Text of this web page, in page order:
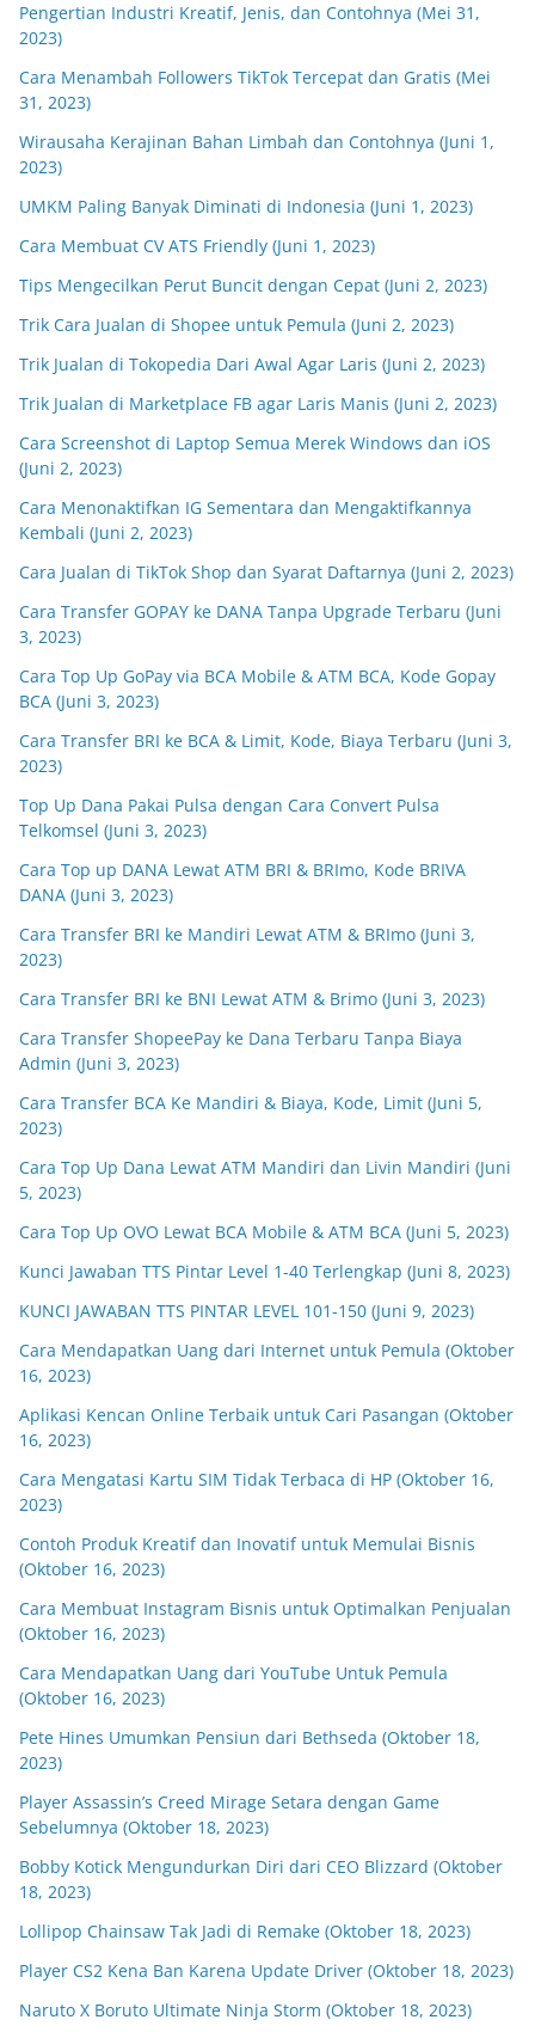
Pengertian Industri Kreatif, Jenis, dan Contohnya (Mei 31,
2023)
Cara Menambah Followers TikTok Tercepat dan Gratis (Mei
31, 2023)
Wirausaha Kerajinan Bahan Limbah dan Contohnya (Juni 1,
2023)
UMKM Paling Banyak Diminati di Indonesia (Juni 1, 2023)
Cara Membuat CV ATS Friendly (Juni 1, 2023)
Tips Mengecilkan Perut Buncit dengan Cepat (Juni 2, 2023)
Trik Cara Jualan di Shopee untuk Pemula (Juni 2, 2023)
Trik Jualan di Tokopedia Dari Awal Agar Laris (Juni 2, 2023)
Trik Jualan di Marketplace FB agar Laris Manis (Juni 2, 2023)
Cara Screenshot di Laptop Semua Merek Windows dan iOS
(Juni 2, 2023)
Cara Menonaktifkan IG Sementara dan Mengaktifkannya
Kembali (Juni 2, 2023)
Cara Jualan di TikTok Shop dan Syarat Daftarnya (Juni 2, 2023)
Cara Transfer GOPAY ke DANA Tanpa Upgrade Terbaru (Juni
3, 2023)
Cara Top Up GoPay via BCA Mobile & ATM BCA, Kode Gopay
BCA (Juni 3, 2023)
Cara Transfer BRI ke BCA & Limit, Kode, Biaya Terbaru (Juni 3,
2023)
Top Up Dana Pakai Pulsa dengan Cara Convert Pulsa
Telkomsel (Juni 3, 2023)
Cara Top up DANA Lewat ATM BRI & BRImo, Kode BRIVA
DANA (Juni 3, 2023)
Cara Transfer BRI ke Mandiri Lewat ATM & BRImo (Juni 3,
2023)
Cara Transfer BRI ke BNI Lewat ATM & Brimo (Juni 3, 2023)
Cara Transfer ShopeePay ke Dana Terbaru Tanpa Biaya
Admin (Juni 3, 2023)
Cara Transfer BCA Ke Mandiri & Biaya, Kode, Limit (Juni 5,
2023)
Cara Top Up Dana Lewat ATM Mandiri dan Livin Mandiri (Juni
5, 2023)
Cara Top Up OVO Lewat BCA Mobile & ATM BCA (Juni 5, 2023)
Kunci Jawaban TTS Pintar Level 1-40 Terlengkap (Juni 8, 2023)
KUNCI JAWABAN TTS PINTAR LEVEL 101-150 (Juni 9, 2023)
Cara Mendapatkan Uang dari Internet untuk Pemula (Oktober
16, 2023)
Aplikasi Kencan Online Terbaik untuk Cari Pasangan (Oktober
16, 2023)
Cara Mengatasi Kartu SIM Tidak Terbaca di HP (Oktober 16,
2023)
Contoh Produk Kreatif dan Inovatif untuk Memulai Bisnis
(Oktober 16, 2023)
Cara Membuat Instagram Bisnis untuk Optimalkan Penjualan
(Oktober 16, 2023)
Cara Mendapatkan Uang dari YouTube Untuk Pemula
(Oktober 16, 2023)
Pete Hines Umumkan Pensiun dari Bethseda (Oktober 18,
2023)
Player Assassin’s Creed Mirage Setara dengan Game
Sebelumnya (Oktober 18, 2023)
Bobby Kotick Mengundurkan Diri dari CEO Blizzard (Oktober
18, 2023)
Lollipop Chainsaw Tak Jadi di Remake (Oktober 18, 2023)
Player CS2 Kena Ban Karena Update Driver (Oktober 18, 2023)
Naruto X Boruto Ultimate Ninja Storm (Oktober 18, 2023)